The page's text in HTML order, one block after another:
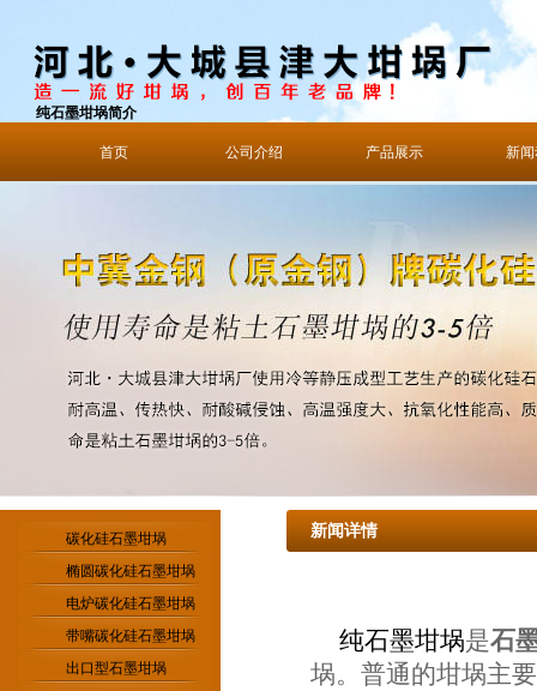
纯石墨坩埚简介
首页 公司介绍 产品展示 新
碳化硅石墨坩埚
椭圆碳化硅石墨坩埚
电炉碳化硅石墨坩埚
带嘴碳化硅石墨坩埚
出口型石墨坩埚
新闻详情
纯石墨坩埚是石
埚。普通的坩埚主